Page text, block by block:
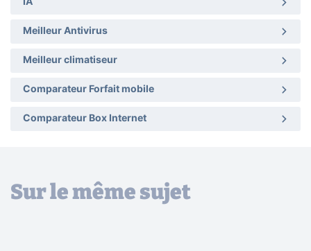
Meilleur Antivirus
Meilleur climatiseur
Comparateur Forfait mobile
Comparateur Box Internet
Sur le même sujet